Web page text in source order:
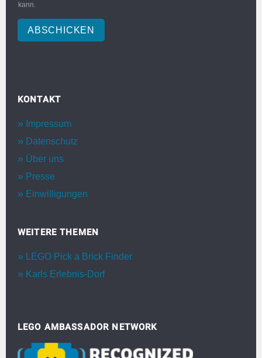
kann.
ABSCHICKEN
KONTAKT
Impressum
Datenschutz
Über uns
Presse
Einwilligungen
WEITERE THEMEN
LEGO Pick a Brick Finder
Karls Erlebnis-Dorf
LEGO AMBASSADOR NETWORK